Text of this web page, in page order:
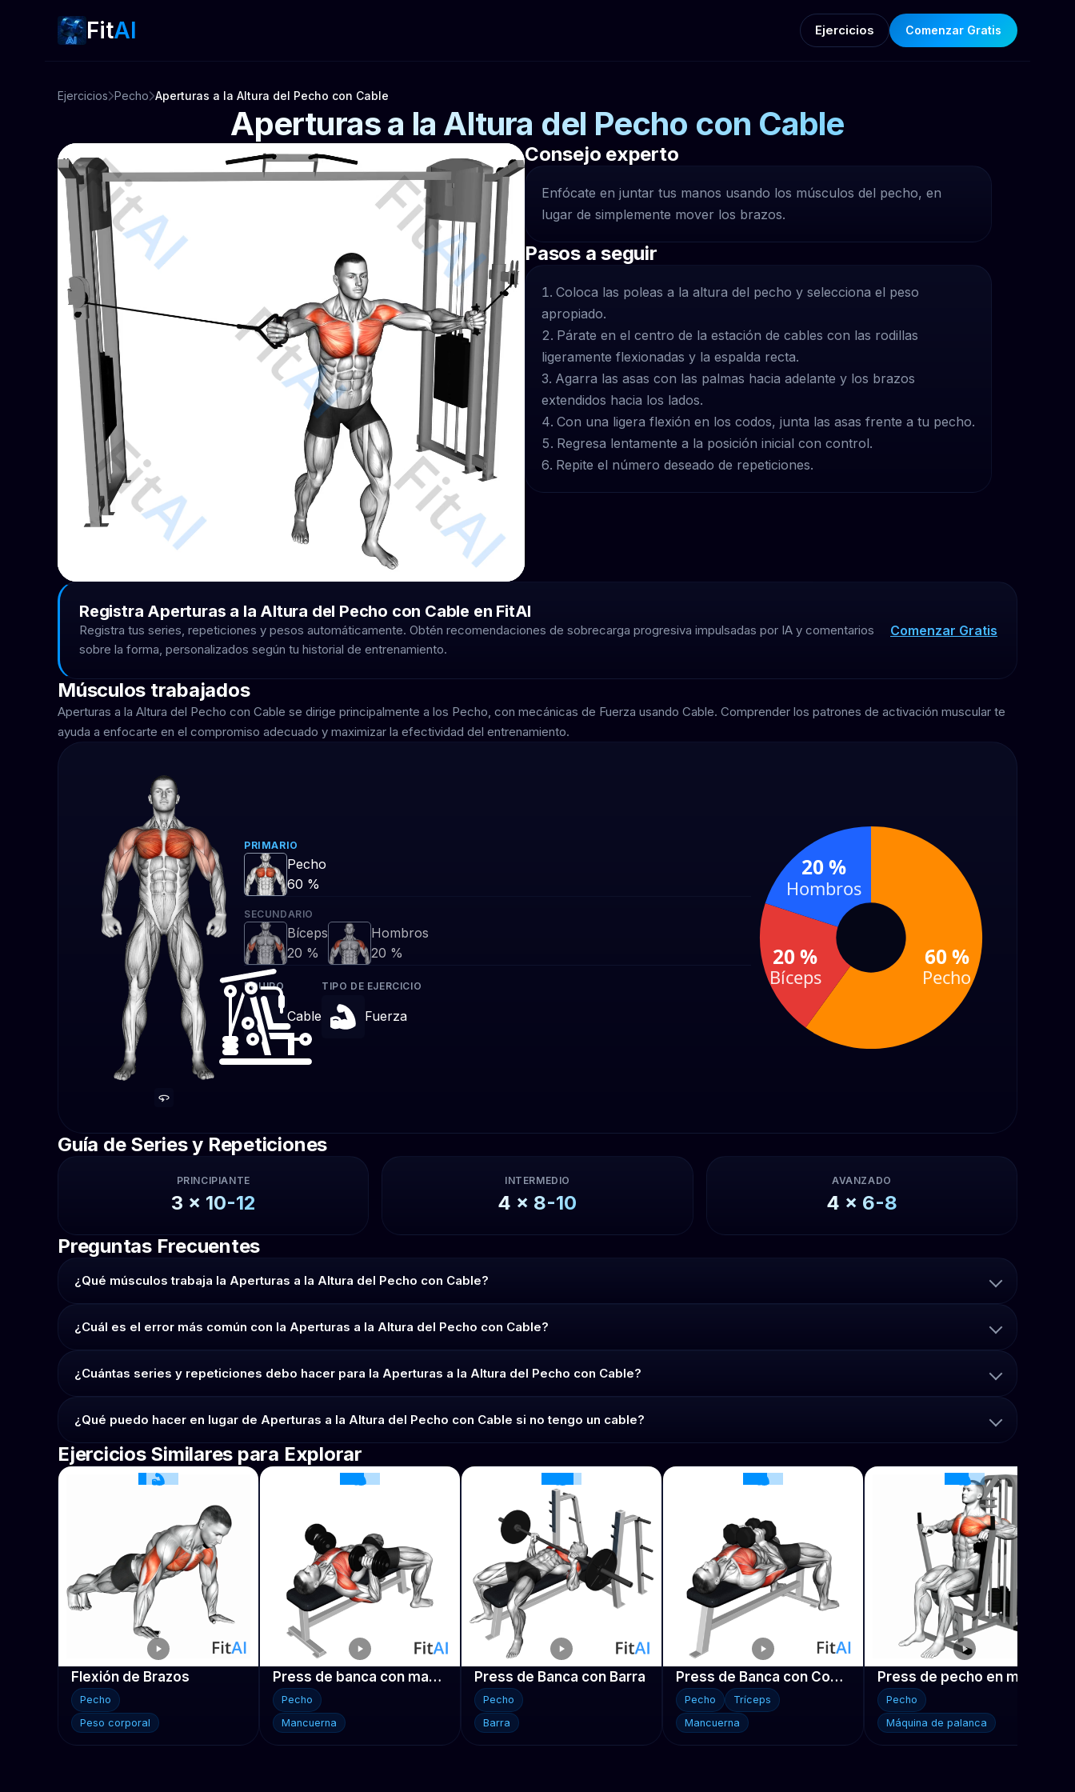
FitAI Ejercicios Comenzar Gratis
Ejercicios Pecho Aperturas a la Altura del Pecho con Cable
Aperturas a la Altura del Pecho con Cable
Consejo experto
Enfócate en juntar tus manos usando los músculos del pecho, en
lugar de simplemente mover los brazos.
Pasos a seguir
Coloca las poleas a la altura del pecho y selecciona el peso
apropiado.
Párate en el centro de la estación de cables con las rodillas
ligeramente flexionadas y la espalda recta.
Agarra las asas con las palmas hacia adelante y los brazos
extendidos hacia los lados.
Con una ligera flexión en los codos, junta las asas frente a tu pecho.
Regresa lentamente a la posición inicial con control.
Repite el número deseado de repeticiones.
Registra Aperturas a la Altura del Pecho con Cable en FitAI
Registra tus series, repeticiones y pesos automáticamente. Obtén recomendaciones de sobrecarga progresiva impulsadas por IA y comentarios
sobre la forma, personalizados según tu historial de entrenamiento.
Comenzar Gratis
Músculos trabajados
Aperturas a la Altura del Pecho con Cable se dirige principalmente a los Pecho, con mecánicas de Fuerza usando Cable. Comprender los patrones de activación muscular te
ayuda a enfocarte en el compromiso adecuado y maximizar la efectividad del entrenamiento.
PRIMARIO
Pecho
60 %
SECUNDARIO
Bíceps
20 %
Hombros
20 %
EQUIPO
Cable
TIPO DE EJERCICIO
Fuerza
60 %
Pecho
20 %
Bíceps
20 %
Hombros
Guía de Series y Repeticiones
PRINCIPIANTE
3 x 10-12
INTERMEDIO
4 x 8-10
AVANZADO
4 x 6-8
Preguntas Frecuentes
¿Qué músculos trabaja la Aperturas a la Altura del Pecho con Cable?
¿Cuál es el error más común con la Aperturas a la Altura del Pecho con Cable?
¿Cuántas series y repeticiones debo hacer para la Aperturas a la Altura del Pecho con Cable?
¿Qué puedo hacer en lugar de Aperturas a la Altura del Pecho con Cable si no tengo un cable?
Ejercicios Similares para Explorar
Flexión de Brazos
Pecho
Peso corporal
Press de banca con mancuernas
Pecho
Mancuerna
Press de Banca con Barra
Pecho
Barra
Press de Banca con Compresión de Mancuernas
Pecho
Tríceps
Mancuerna
Pecho
Máquina de palanca